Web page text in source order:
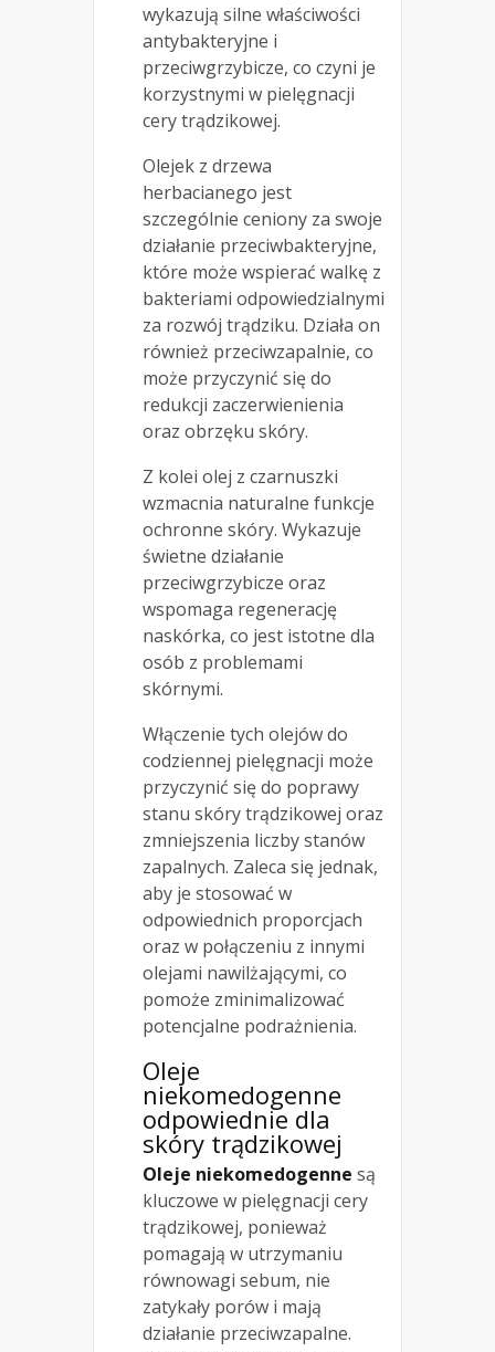
wykazują silne właściwości
antybakteryjne i
przeciwgrzybicze, co czyni je
korzystnymi w pielęgnacji
cery trądzikowej.
Olejek z drzewa
herbacianego jest
szczególnie ceniony za swoje
działanie przeciwbakteryjne,
które może wspierać walkę z
bakteriami odpowiedzialnymi
za rozwój trądziku. Działa on
również przeciwzapalnie, co
może przyczynić się do
redukcji zaczerwienienia
oraz obrzęku skóry.
Z kolei olej z czarnuszki
wzmacnia naturalne funkcje
ochronne skóry. Wykazuje
świetne działanie
przeciwgrzybicze oraz
wspomaga regenerację
naskórka, co jest istotne dla
osób z problemami
skórnymi.
Włączenie tych olejów do
codziennej pielęgnacji może
przyczynić się do poprawy
stanu skóry trądzikowej oraz
zmniejszenia liczby stanów
zapalnych. Zaleca się jednak,
aby je stosować w
odpowiednich proporcjach
oraz w połączeniu z innymi
olejami nawilżającymi, co
pomoże zminimalizować
potencjalne podrażnienia.
Oleje
niekomedogenne
odpowiednie dla
skóry trądzikowej
Oleje niekomedogenne są
kluczowe w pielęgnacji cery
trądzikowej, ponieważ
pomagają w utrzymaniu
równowagi sebum, nie
zatykały porów i mają
działanie przeciwzapalne.